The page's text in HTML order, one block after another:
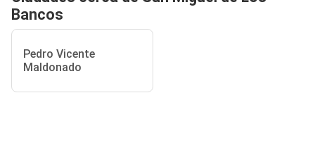
Bancos
Pedro Vicente
Maldonado